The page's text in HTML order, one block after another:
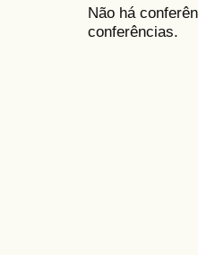
Não há
conferências.